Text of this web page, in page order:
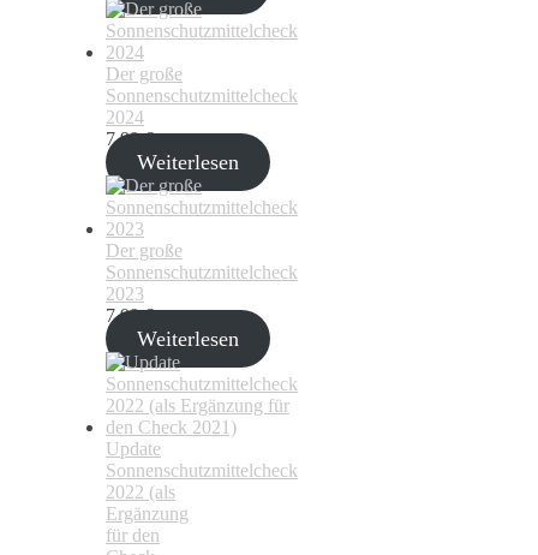
Der große
Sonnenschutzmittelcheck
2024
7,99€
Weiterlesen
Der große
Sonnenschutzmittelcheck
2023
7,99€
Weiterlesen
Update
Sonnenschutzmittelcheck
2022 (als
Ergänzung
für den